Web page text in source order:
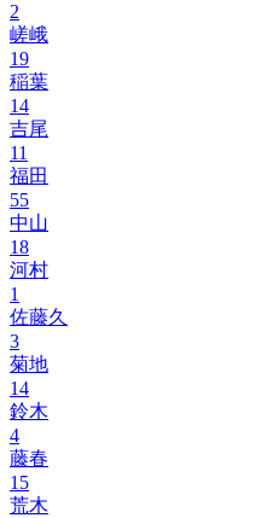
2
嵯峨
19
稲葉
14
吉尾
11
福田
55
中山
18
河村
1
佐藤久
3
菊地
14
鈴木
4
藤春
15
荒木